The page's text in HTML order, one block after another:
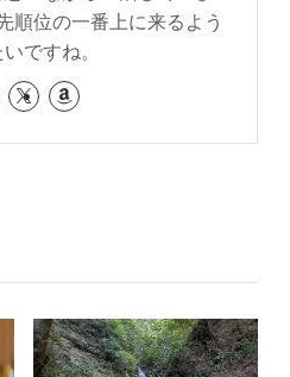
順位の一番上に来るよう
ですね。